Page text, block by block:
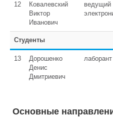
12
Ковалевский
Виктор
Иванович
ведущий
Студенты
13
Дорошенко
Денис
Дмитриевич
лаборант
Основные